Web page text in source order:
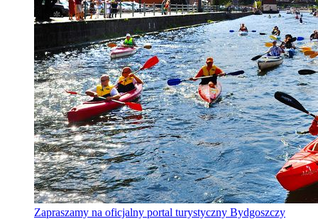
Zapraszamy na oficjalny portal turystyczny Bydgoszczy